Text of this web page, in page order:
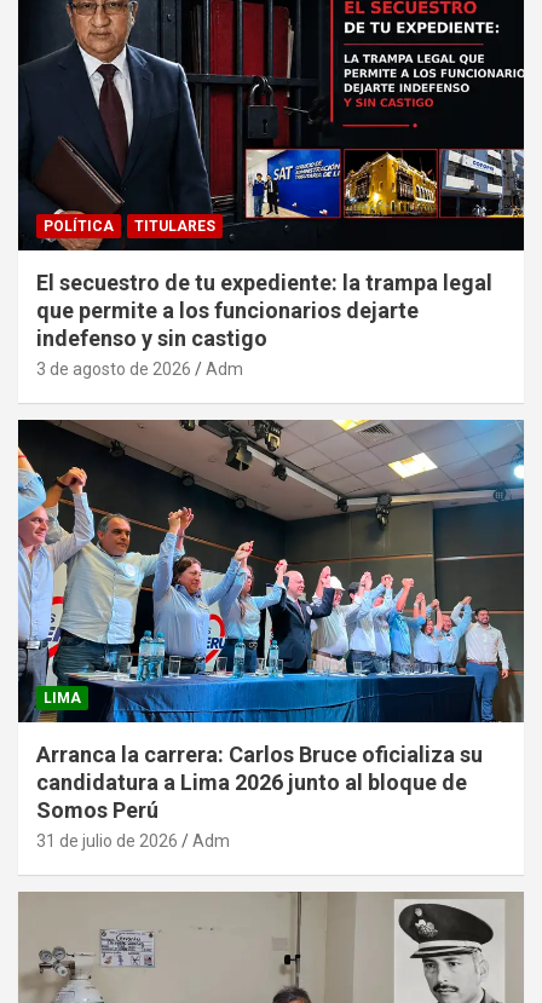
POLÍTICA TITULARES
El secuestro de tu expediente: la trampa legal
que permite a los funcionarios dejarte
indefenso y sin castigo
3 de agosto de 2026 Adm
LIMA
Arranca la carrera: Carlos Bruce oficializa su
candidatura a Lima 2026 junto al bloque de
Somos Perú
31 de julio de 2026 Adm